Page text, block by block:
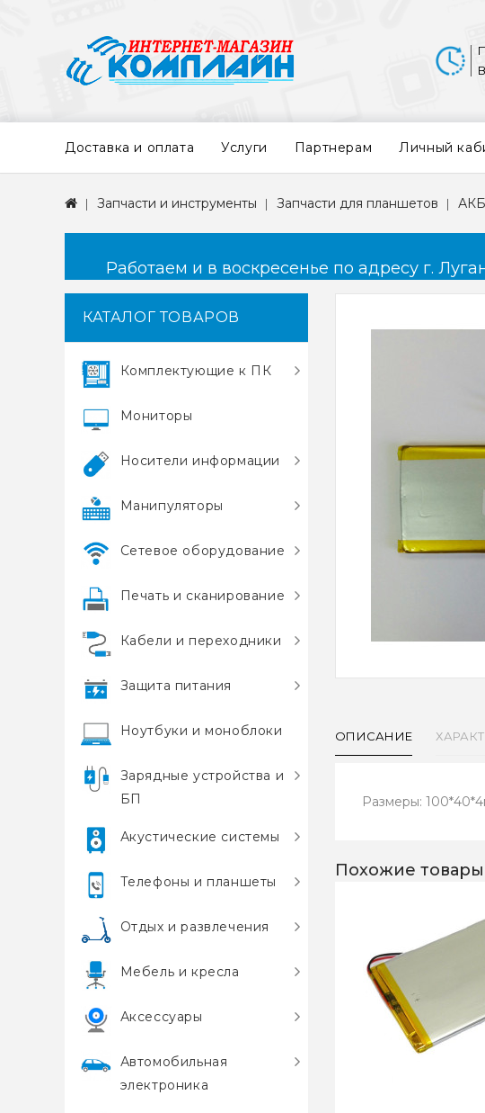
Доставка и оплата Услуги Партнерам Личный
Запчасти и инструменты Запчасти для планшетов
Работаем и в воскресенье по адресу г.
КАТАЛОГ ТОВАРОВ
Комплектующие к ПК
Мониторы
Носители информации
Манипуляторы
Сетевое оборудование
Печать и сканирование
Кабели и переходники
Защита питания
Ноутбуки и моноблоки
Зарядные устройства и
БП
Акустические системы
Телефоны и планшеты
Отдых и развлечения
Мебель и кресла
Аксессуары
Автомобильная
электроника
ОПИСАНИЕ
Размеры:
Похожие товары